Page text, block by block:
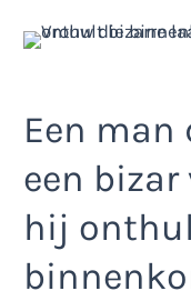
Een man
een
hij